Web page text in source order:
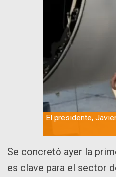
El presidente,
Se concretó ayer la
es clave para el sector